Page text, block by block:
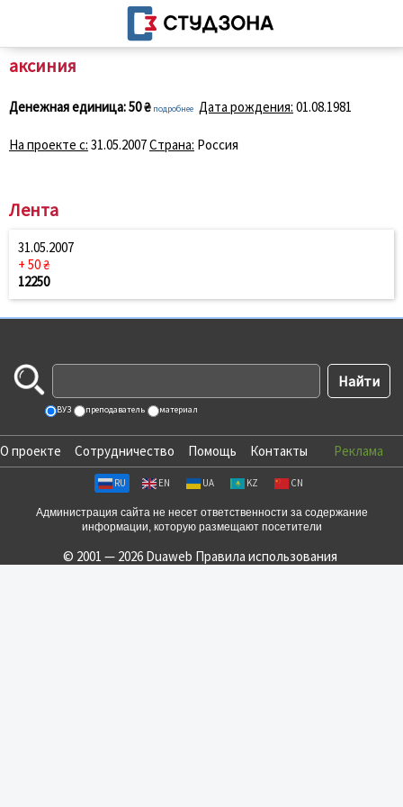
аксиния
Денежная единица:50 ₴ подробнее Дата рождения: 01.08.1981
На проекте с: 31.05.2007Страна: Россия
Лента
31.05.2007
+ 50 ₴
12250
ВУЗ преподаватель материал
О проекте Сотрудничество Помощь Контакты Реклама
RU EN UA KZ CN
Администрация сайта не несет ответственности за содержание
информации, которую размещают посетители
© 2001 — 2026 Duaweb Правила использования